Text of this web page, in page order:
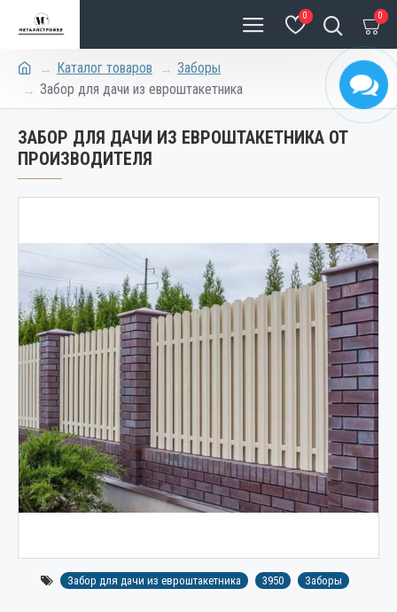
0 0
Каталог товаров
Заборы
Забор для дачи из евроштакетника
ЗАБОР ДЛЯ ДАЧИ ИЗ ЕВРОШТАКЕТНИКА ОТ
ПРОИЗВОДИТЕЛЯ
Забор для дачи из евроштакетника 3950 Заборы